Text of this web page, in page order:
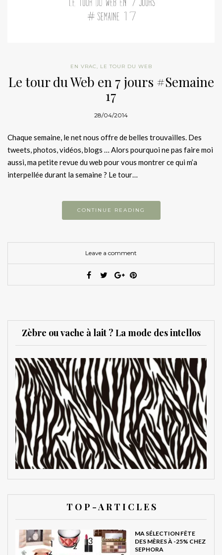
EN VRAC, LE TOUR DU WEB
Le tour du Web en 7 jours #Semaine
17
28/04/2014
Chaque semaine, le net nous offre de belles trouvailles. Des
tweets, photos, vidéos, blogs … Alors pourquoi ne pas faire moi
aussi, ma petite revue du web pour vous montrer ce qui m’a
interpellée durant la semaine ? Le tour…
CONTINUE READING
Leave a comment
Zèbre ou vache à lait ? La mode des intellos
T O P - A R T I C L E S
MA SÉLECTION FÊTE
DES MÈRES À -25% CHEZ
SEPHORA